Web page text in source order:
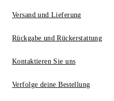
Versand und Lieferung
Rückgabe und Rückerstattung
Kontaktieren Sie uns
Verfolge deine Bestellung